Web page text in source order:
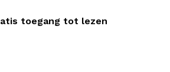
toegang tot lezen